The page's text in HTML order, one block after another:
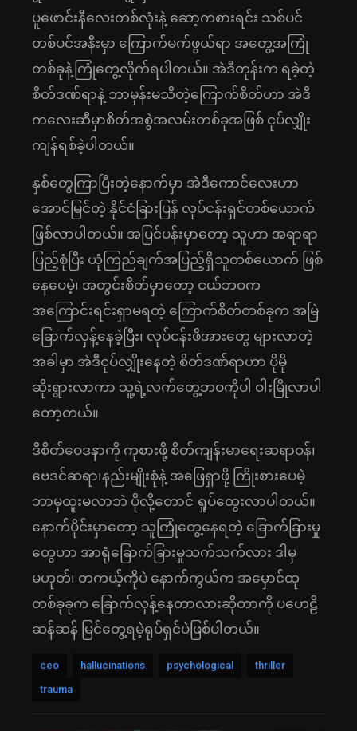
ပူဖောင်းနီလေးတစ်လုံးနဲ့ ဆော့ကစားရင်း သစ်ပင်
တစ်ပင်အနီးမှာ ကြောက်မက်ဖွယ်ရာ အတွေ့အကြုံ
တစ်ခုနဲ့ကြုံတွေ့လိုက်ရပါတယ်။ အဲဒီတုန်းက ရခဲ့တဲ့
စိတ်ဒဏ်ရာနဲ့ ဘာမှန်းမသိတဲ့ကြောက်စိတ်ဟာ အဲဒီ
ကလေးဆီမှာစိတ်အစွဲအလမ်းတစ်ခုအဖြစ် ငုပ်လျှိုး
ကျန်ရစ်ခဲ့ပါတယ်။
နှစ်တွေကြာပြီးတဲ့နောက်မှာ အဲဒီကောင်လေးဟာ
အောင်မြင်တဲ့ နိုင်ငံခြားပြန် လုပ်ငန်းရှင်တစ်ယောက်
ဖြစ်လာပါတယ်။ အပြင်ပန်းမှာတော့ သူဟာ အရာရာ
ပြည့်စုံပြီး ယုံကြည်ချက်အပြည့်ရှိသူတစ်ယောက် ဖြစ်
နေပေမဲ့၊ အတွင်းစိတ်မှာတော့ ငယ်ဘဝက
အကြောင်းရင်းရှာမရတဲ့ ကြောက်စိတ်တစ်ခုက အမြဲ
ခြောက်လှန့်နေခဲ့ပြီး၊ လုပ်ငန်းဖိအားတွေ များလာတဲ့
အခါမှာ အဲဒီငုပ်လျှိုးနေတဲ့ စိတ်ဒဏ်ရာဟာ ပိုမို
ဆိုးရွားလာကာ သူ့ရဲ့လက်တွေ့ဘဝကိုပါ ဝါးမြိုလာပါ
တော့တယ်။
ဒီစိတ်ဝေဒနာကို ကုစားဖို့ စိတ်ကျန်းမာရေးဆရာဝန်၊
ဗေဒင်ဆရာ၊နည်းမျိုးစုံနဲ့ အဖြေရှာဖို့ ကြိုးစားပေမဲ့
ဘာမှထူးမလာဘဲ ပိုလို့တောင် ရှုပ်ထွေးလာပါတယ်။
နောက်ပိုင်းမှာတော့ သူကြုံတွေ့နေရတဲ့ ခြောက်ခြားမှု
တွေဟာ အာရုံခြောက်ခြားမှုသက်သက်လား ဒါမှ
မဟုတ်၊ တကယ့်ကိုပဲ နောက်ကွယ်က အမှောင်ထု
တစ်ခုခုက ခြောက်လှန့်နေတာလားဆိုတာကို ပဟေဠိ
ဆန်ဆန် မြင်တွေ့ရမဲ့ရုပ်ရှင်ပဲဖြစ်ပါတယ်။
ceo hallucinations psychological
thriller
trauma